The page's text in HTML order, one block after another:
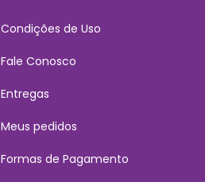
Condições de Uso
Fale Conosco
Entregas
Meus pedidos
Formas de Pagamento